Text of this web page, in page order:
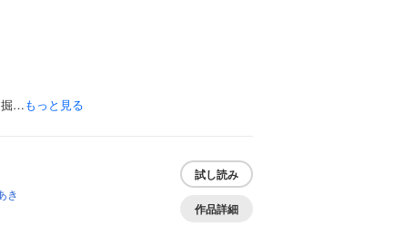
掘…もっと見る
き
試し読み
作品詳細